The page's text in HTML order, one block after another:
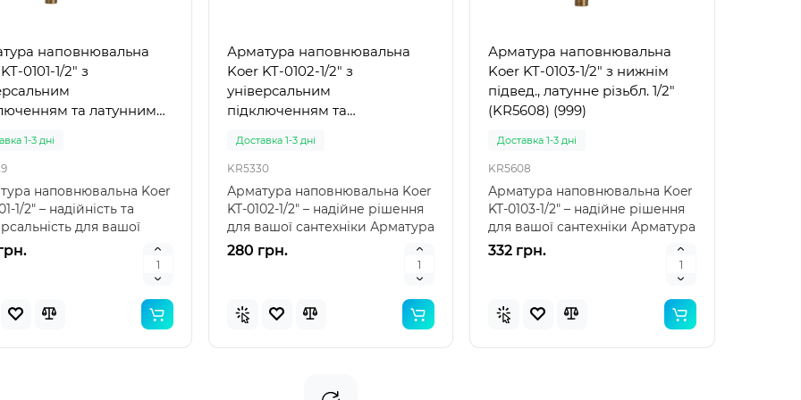
наповнювальна
0101-1/2" з
та латунним
1-3 дні
наповнювальна Koer
1/2" – надійність та
для вашої
Армат..
Арматура наповнювальна
Koer KT-0102-1/2" з
універсальним
підключенням та
(999)
Доставка 1-3 дні
KR5330
Арматура наповнювальна Koer
KT-0102-1/2" – надійне рішення
для вашої сантехніки Арматура
наповнювал..
280 грн.
Арматура наповнювальна
Koer KT-0103-1/2" з нижнім
підвед., латунне різьбл. 1/2"
(KR5608) (999)
Доставка 1-3 дні
KR5608
Арматура наповнювальна Koer
KT-0103-1/2" – надійне рішення
для вашої сантехніки Арматура
наповнювал..
332 грн.